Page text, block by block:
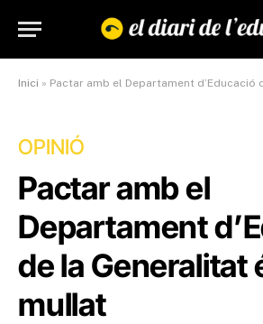
Inici » Pactar amb el Departament d’Educació de la
OPINIÓ
Pactar amb el
Departament
de la Generalitat
mullat